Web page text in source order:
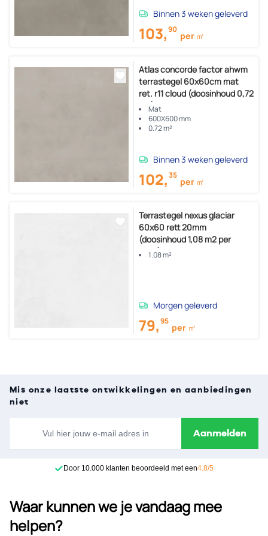
Binnen 3 weken geleverd
103,90
per ㎡
Atlas concorde factor ahwm
terrastegel 60x60cm mat
ret. r11 cloud (doosinhoud 0,72
m2)Mat
600X600 mm
0.72 m²
Binnen 3 weken geleverd
102,35
per ㎡
Terrastegel nexus glaciar
60x60 rett 20mm
(doosinhoud 1,08 m2 per
doos)
1.08 m²
Morgen geleverd
79,95
per ㎡
Mis onze laatste ontwikkelingen en aanbiedingen
niet
Aanmelden
Door 10.000 klanten beoordeeld met een4.8/5
Waar kunnen we je vandaag mee
helpen?